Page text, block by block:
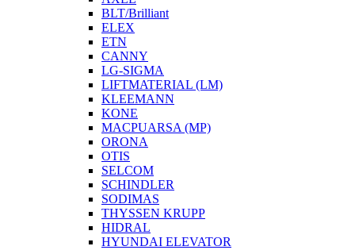
BLT/Brilliant
ELEX
ETN
CANNY
LG-SIGMA
LIFTMATERIAL (LM)
KLEEMANN
KONE
MACPUARSA (MP)
ORONA
OTIS
SELCOM
SCHINDLER
SODIMAS
THYSSEN KRUPP
HIDRAL
HYUNDAI ELEVATOR